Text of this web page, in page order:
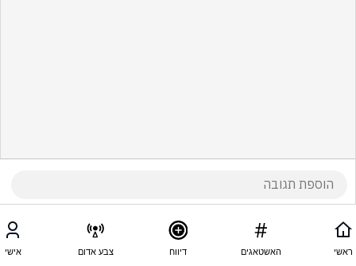
ראשי האשטאגים דיווח צבע אדום אישי